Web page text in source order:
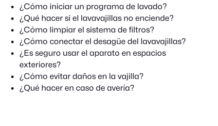
¿Cómo iniciar un programa de lavado?
¿Qué hacer si el lavavajillas no enciende?
¿Cómo limpiar el sistema de filtros?
¿Cómo conectar el desagüe del lavavajillas?
¿Es seguro usar el aparato en espacios
exteriores?
¿Cómo evitar daños en la vajilla?
¿Qué hacer en caso de avería?